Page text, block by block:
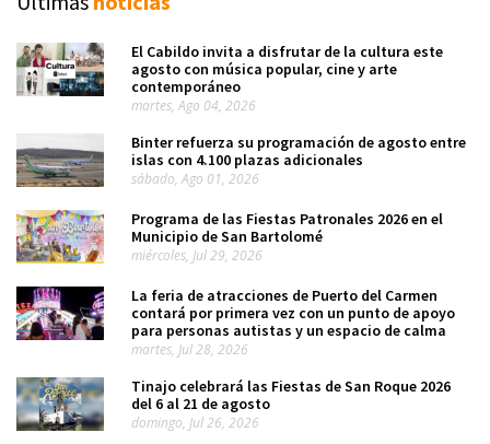
El Cabildo invita a disfrutar de la cultura este
agosto con música popular, cine y arte
contemporáneo
martes, Ago 04, 2026
Binter refuerza su programación de agosto entre
islas con 4.100 plazas adicionales
sábado, Ago 01, 2026
Programa de las Fiestas Patronales 2026 en el
Municipio de San Bartolomé
miércoles, Jul 29, 2026
La feria de atracciones de Puerto del Carmen
contará por primera vez con un punto de apoyo
para personas autistas y un espacio de calma
martes, Jul 28, 2026
Tinajo celebrará las Fiestas de San Roque 2026
del 6 al 21 de agosto
domingo, Jul 26, 2026